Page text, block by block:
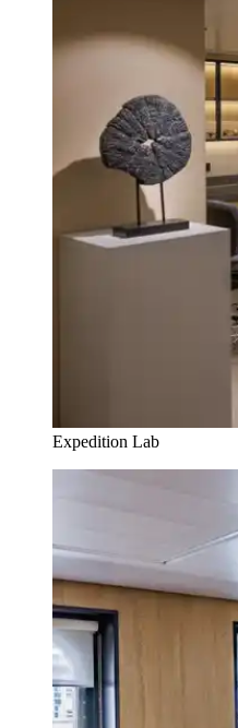
Expedition Lab